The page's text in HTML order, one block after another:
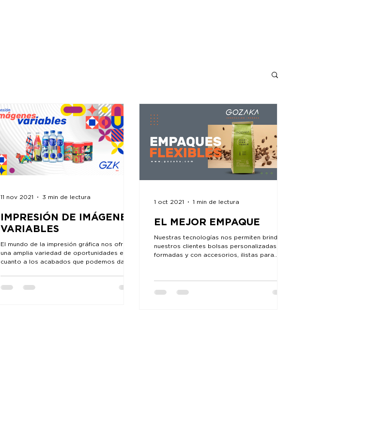
IMPRESIÓN DE IMÁGENES
VARIABLES
El mundo de la impresión gráfica nos ofrece
una amplia variedad de oportunidades en
cuanto a los acabados que podemos darle a
11 nov 2021 3 min de lectura
EL MEJOR EMPAQUE
Nuestras tecnologías nos permiten brindar a
nuestros clientes bolsas personalizadas,
formadas y con accesorios, ¡listas para
1 oct 2021 1 min de lectura